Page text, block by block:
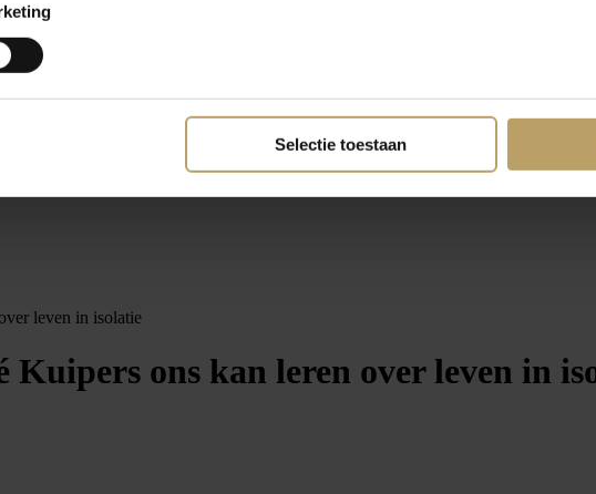
Selectie toestaan
leven in isolatie
ons kan leren over leven in